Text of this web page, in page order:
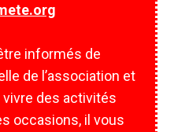
informés de
de l’association et
des activités
occasions, il vous